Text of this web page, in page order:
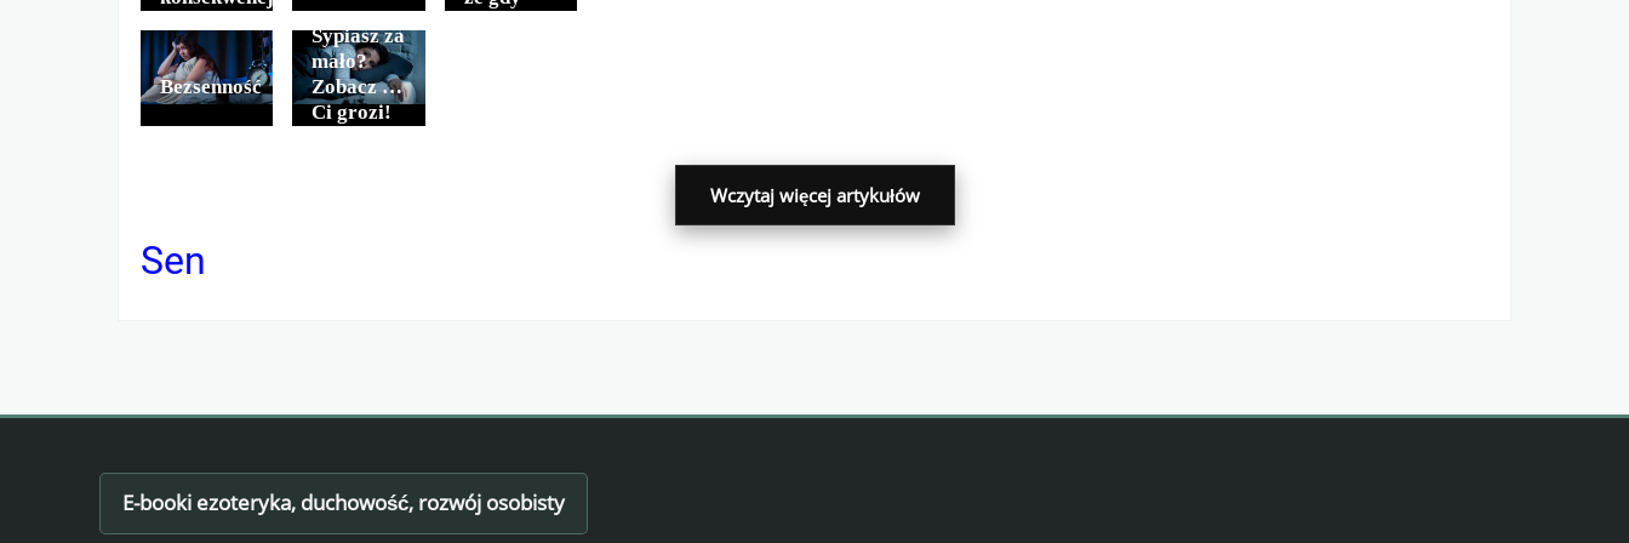
Bezsenność
Sypiasz za
mało?
Zobacz co
Ci grozi!
Wczytaj więcej artykułów
Sen
Footer
E-booki ezoteryka, duchowość, rozwój osobisty